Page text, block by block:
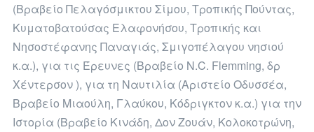
(Βραβείο Πελαγόσμικτου Σίμου, Τροπικής Πούντας,
Κυματοβατούσας Ελαφονήσου, Τροπικής και
Νησοστέφανης Παναγιάς, Σμιγοπέλαγου νησιού
κ.α.), για τις Έρευνες (Βραβείο N.C. Flemming, δρ
Χέντερσον ), για τη Ναυτιλία (Αριστείο Οδυσσέα,
Βραβείο Μιαούλη, Γλαύκου, Κόδριγκτον κ.α.) για την
Ιστορία (Βραβείο Κινάδη, Δον Ζουάν, Κολοκοτρώνη,